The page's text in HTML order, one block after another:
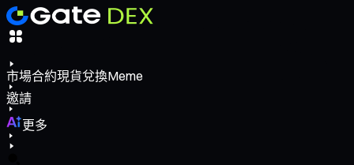
市場合約現貨兌換Meme
邀請
更多